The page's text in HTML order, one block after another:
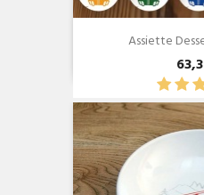
Assiette
